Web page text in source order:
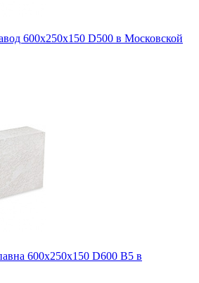
600х250х150 D500 в Московской
600х250х150 D600 В5 в